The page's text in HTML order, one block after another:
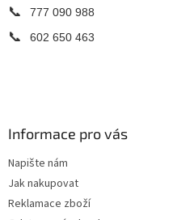
📞 777 090 988
📞 602 650 463
Informace pro vás
Napište nám
Jak nakupovat
Reklamace zboží